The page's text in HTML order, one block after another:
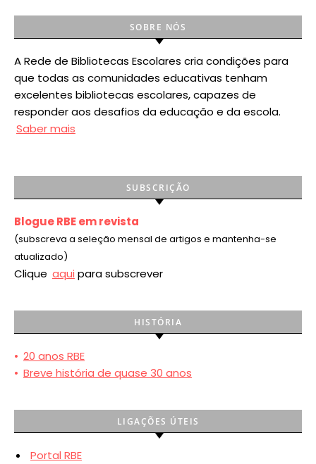
SOBRE NÓS
A Rede de Bibliotecas Escolares cria condições para
que todas as comunidades educativas tenham
excelentes bibliotecas escolares, capazes de
responder aos desafios da educação e da escola.
Saber mais
SUBSCRIÇÃO
Blogue RBE em revista
(subscreva a seleção mensal de artigos e mantenha-se
atualizado)
Clique aqui para subscrever
HISTÓRIA
• 20 anos RBE
• Breve história de quase 30 anos
LIGAÇÕES ÚTEIS
Portal RBE